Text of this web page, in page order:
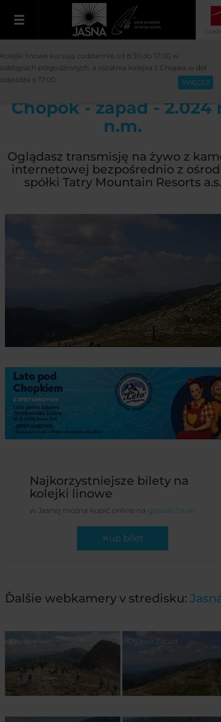
Polski
OŚRODEK INFORMACJE
INTERNETOWE
Chopok - západ - 2.024
n.m.
Oglądasz transmisję na żywo z
internetowej bezpośrednio z
spółki Tatry Mountain Resorts a.s.
Najkorzystniejsze bilety na
kolejki linowe
w Jasnej można kupić online na gopass.travel
Kup bilet
Ďalšie webkamery v stredisku:
Chopok Chopok Západ
Kolejki linowe kursują codziennie od 8:30 do 17:00 w
odstępach półgodzinnych, a ostatnia kolejka z Chopka w dół
odjeżdża o 17:00.
WIĘCEJ